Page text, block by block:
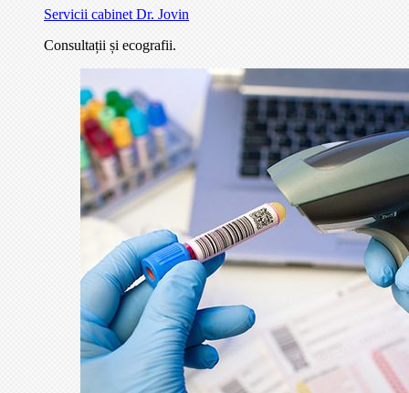
Servicii cabinet Dr. Jovin
Consultații și ecografii.